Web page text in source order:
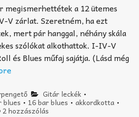
megismerhettétek a 12 ütemes
V zárlat. Szeretném, ha ezt
mert pár hanggal, néhány skála
szólókat alkothattok. I-IV-V
és Blues műfaj sajátja. (Lásd még
Gitár leckék•
blues • 16 bar blues •akkordkotta •
2 hozzászólás